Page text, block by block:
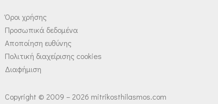
Όροι χρήσης
Προσωπικά δεδομένα
Αποποίηση ευθύνης
Πολιτική διαχείρισης cookies
Διαφήμιση
Copyright © 2009 – 2026 mitrikosthilasmos.com